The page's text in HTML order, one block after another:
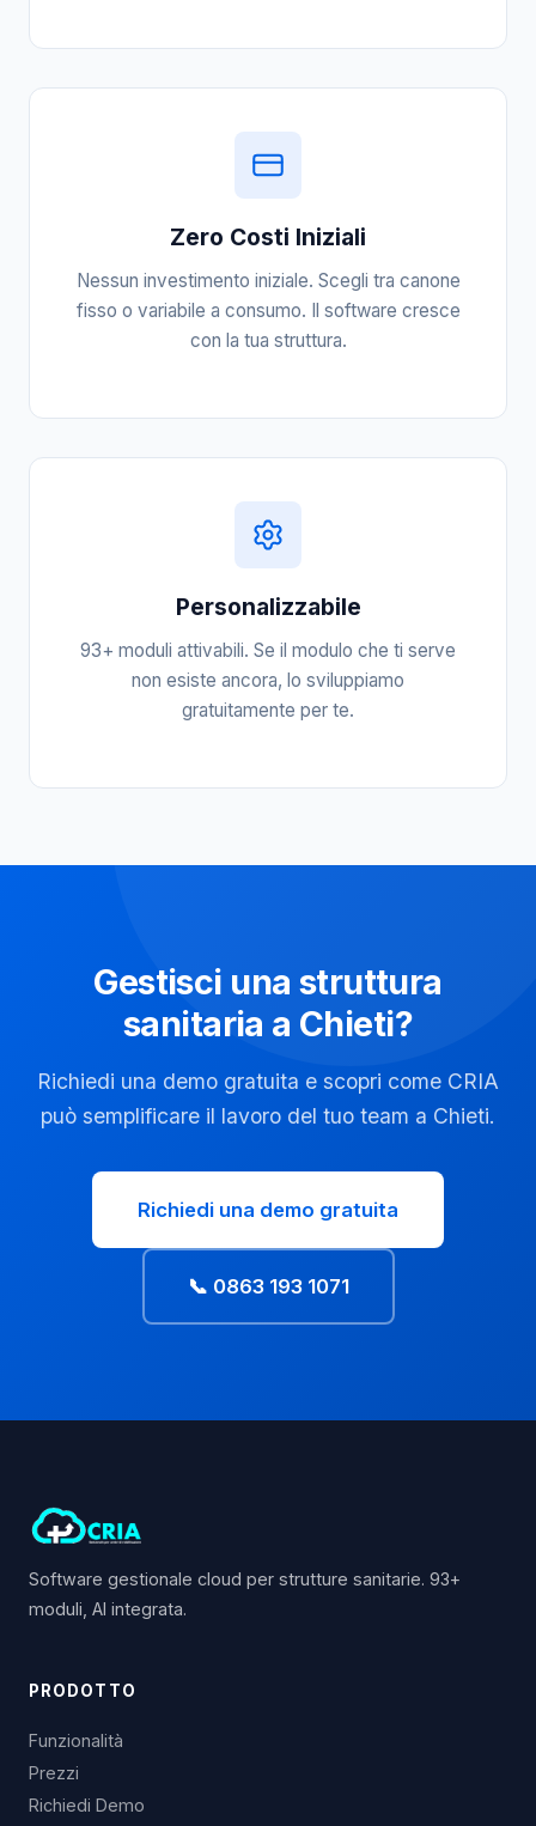
Zero Costi Iniziali
Nessun investimento iniziale. Scegli tra canone
fisso o variabile a consumo. Il software cresce
con la tua struttura.
Personalizzabile
93+ moduli attivabili. Se il modulo che ti serve
non esiste ancora, lo sviluppiamo
gratuitamente per te.
Gestisci una struttura
sanitaria a Chieti?
Richiedi una demo gratuita e scopri come CRIA
può semplificare il lavoro del tuo team a Chieti.
Richiedi una demo gratuita
📞 0863 193 1071
Software gestionale cloud per strutture sanitarie. 93+
moduli, AI integrata.
PRODOTTO
Funzionalità
Prezzi
Richiedi Demo